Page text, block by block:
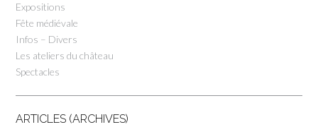
Expositions
Fête médiévale
Infos – Divers
Les ateliers du château
Spectacles
ARTICLES (ARCHIVES)